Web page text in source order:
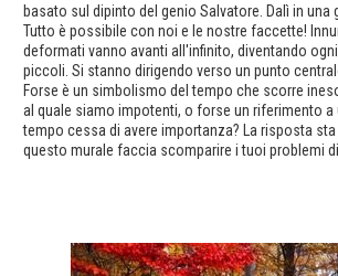
basato sul dipinto del genio Salvatore. Dalì in una
Tutto è possibile con noi e le nostre faccette!
deformati vanno avanti all'infinito, diventando
piccoli. Si stanno dirigendo verso un punto
Forse è un simbolismo del tempo che scorre
al quale siamo impotenti, o forse un riferimento a
tempo cessa di avere importanza? La risposta
questo murale faccia scomparire i tuoi problemi